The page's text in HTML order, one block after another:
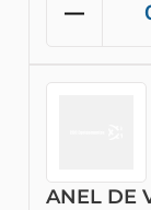
ANEL DE